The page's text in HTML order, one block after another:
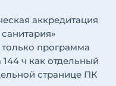
аккредитация
программа
ч как отдельный
странице ПК